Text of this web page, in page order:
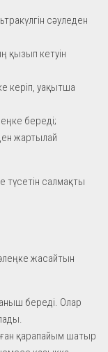
сәуледен
қызып кетуін
керіп, уақытша
береді;
жартылай
салмақты
жасайтын
береді. Олар
қарапайым шатыр